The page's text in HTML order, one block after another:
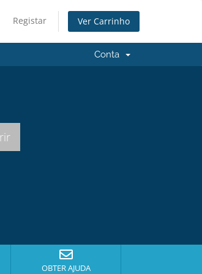
Registar Ver Carrinho
Conta
OBTER AJUDA